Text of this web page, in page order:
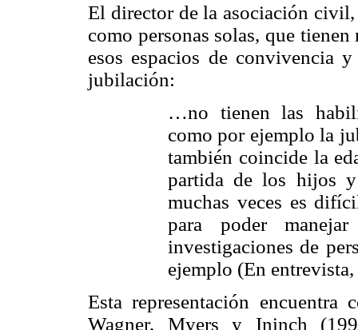
El director de la asociación civil,
como personas solas, que
esos espacios de convivencia
jubilación:
…no tienen las
como por ejemplo la
también coincide la
partida de los hijos
muchas veces es
para poder
investigaciones de
ejemplo (En
Esta representación encuentra
Wagner, Myers y Ininch